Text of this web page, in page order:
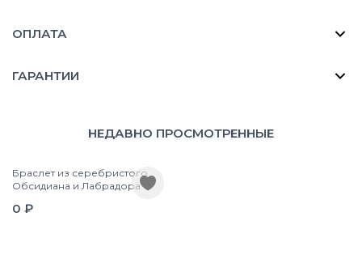
ОПЛАТА
ГАРАНТИИ
НЕДАВНО ПРОСМОТРЕННЫЕ
Браслет из серебристого
Обсидиана и Лабрадора
0 ₽